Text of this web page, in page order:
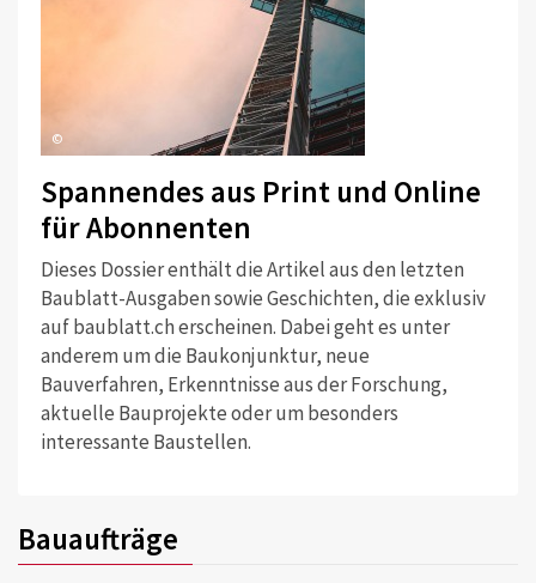
©
Spannendes aus Print und Online
für Abonnenten
Dieses Dossier enthält die Artikel aus den letzten
Baublatt-Ausgaben sowie Geschichten, die exklusiv
auf baublatt.ch erscheinen. Dabei geht es unter
anderem um die Baukonjunktur, neue
Bauverfahren, Erkenntnisse aus der Forschung,
aktuelle Bauprojekte oder um besonders
interessante Baustellen.
Bauaufträge